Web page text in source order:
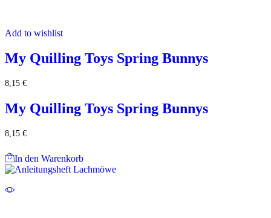
Add to wishlist
My Quilling Toys Spring Bunnys
8,15 €
My Quilling Toys Spring Bunnys
8,15 €
In den Warenkorb